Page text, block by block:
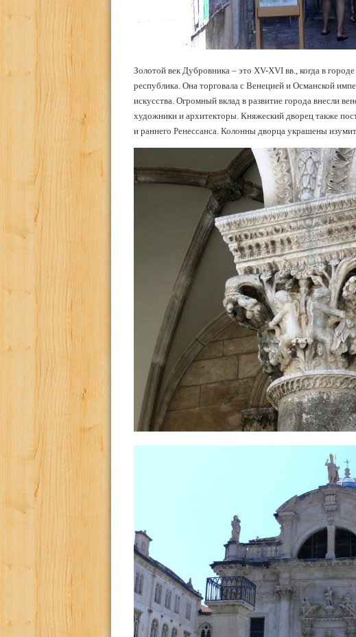
Золотой век Дубровника – это XV-XVI вв., когда в
республика. Она торговала с Венецией и Османской
искусства. Огромный вклад в развитие города внесли
художники и архитекторы. Княжеский дворец также
и раннего Ренессанса. Колонны дворца украшены